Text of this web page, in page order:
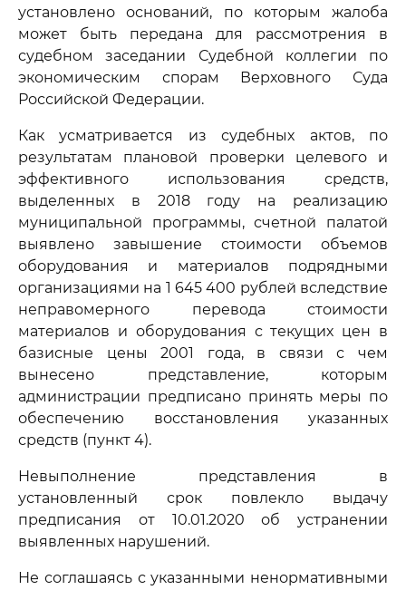
установлено оснований, по которым жалоба
может быть передана для рассмотрения в
судебном заседании Судебной коллегии по
экономическим спорам Верховного Суда
Российской Федерации.
Как усматривается из судебных актов, по
результатам плановой проверки целевого и
эффективного использования средств,
выделенных в 2018 году на реализацию
муниципальной программы, счетной палатой
выявлено завышение стоимости объемов
оборудования и материалов подрядными
организациями на 1 645 400 рублей вследствие
неправомерного перевода стоимости
материалов и оборудования с текущих цен в
базисные цены 2001 года, в связи с чем
вынесено представление, которым
администрации предписано принять меры по
обеспечению восстановления указанных
средств (пункт 4).
Невыполнение представления в
установленный срок повлекло выдачу
предписания от 10.01.2020 об устранении
выявленных нарушений.
Не соглашаясь с указанными ненормативными